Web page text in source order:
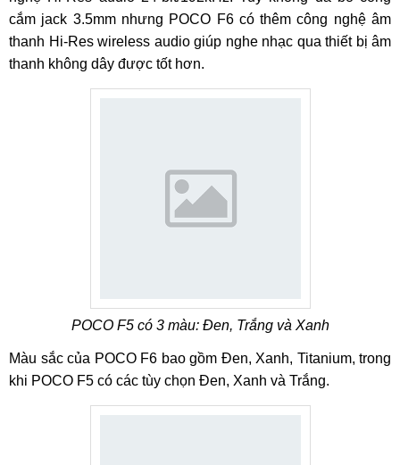
cắm jack 3.5mm nhưng POCO F6 có thêm công nghệ âm
thanh Hi-Res wireless audio giúp nghe nhạc qua thiết bị âm
thanh không dây được tốt hơn.
POCO F5 có 3 màu: Đen, Trắng và Xanh
Màu sắc của POCO F6 bao gồm Đen, Xanh, Titanium, trong
khi POCO F5 có các tùy chọn Đen, Xanh và Trắng.